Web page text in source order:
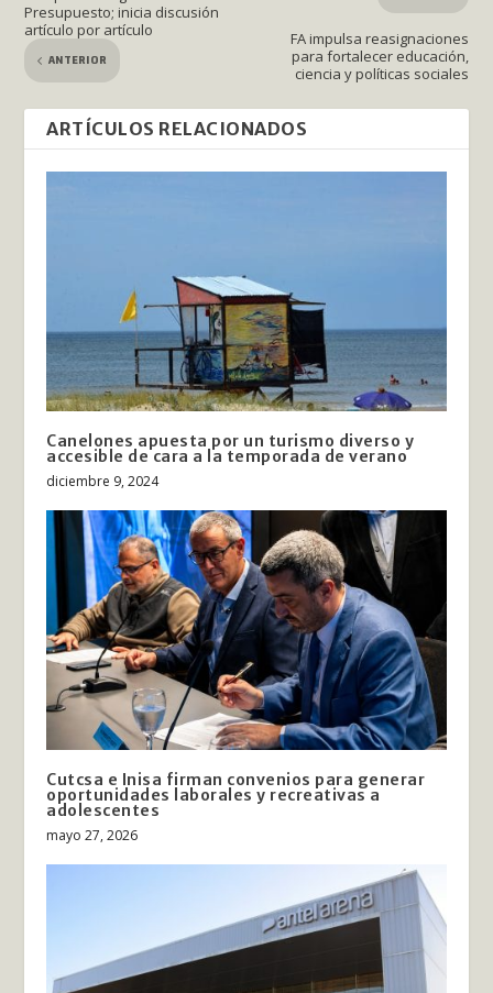
Presupuesto; inicia discusión
artículo por artículo
ANTERIOR
FA impulsa reasignaciones
para fortalecer educación,
ciencia y políticas sociales
ARTÍCULOS RELACIONADOS
Canelones apuesta por un turismo diverso y
accesible de cara a la temporada de verano
diciembre 9, 2024
Cutcsa e Inisa firman convenios para generar
oportunidades laborales y recreativas a
adolescentes
mayo 27, 2026